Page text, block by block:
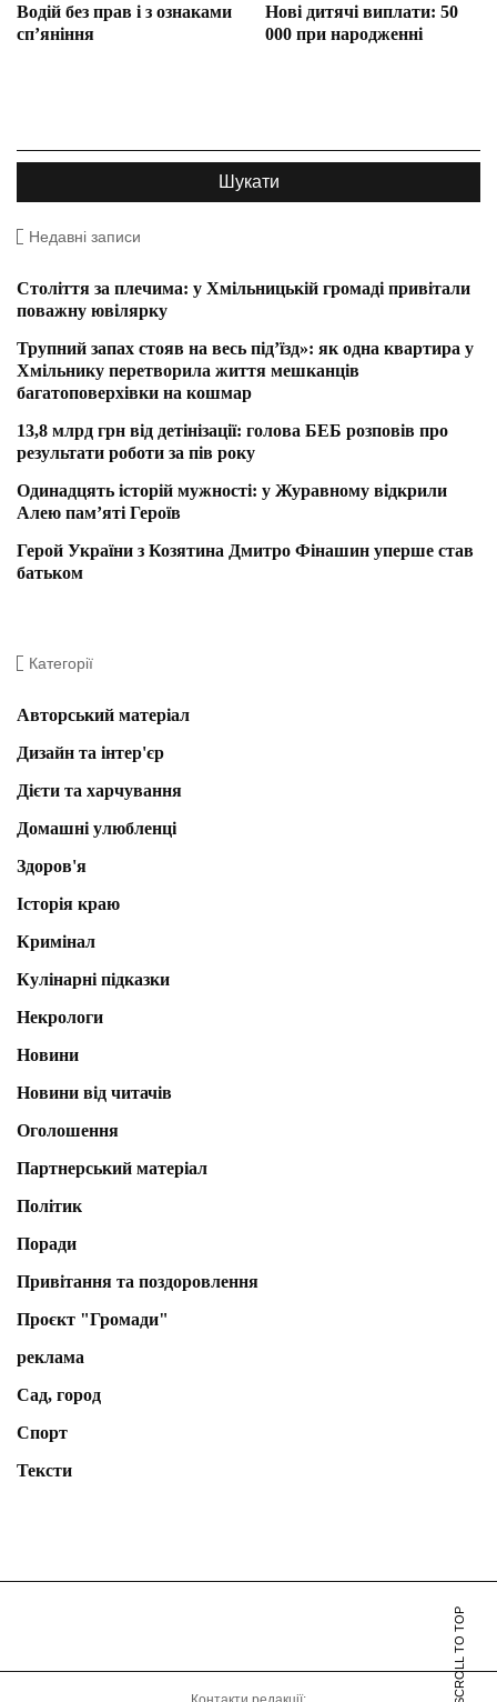
Водій без прав і з ознаками
сп’яніння
Нові дитячі виплати: 50
000 при народженні
Недавні записи
Століття за плечима: у Хмільницькій громаді привітали
поважну ювілярку
Трупний запах стояв на весь під’їзд»: як одна квартира у
Хмільнику перетворила життя мешканців
багатоповерхівки на кошмар
13,8 млрд грн від детінізації: голова БЕБ розповів про
результати роботи за пів року
Одинадцять історій мужності: у Журавному відкрили
Алею пам’яті Героїв
Герой України з Козятина Дмитро Фінашин уперше став
батьком
Категорії
Авторський матеріал
Дизайн та інтер'єр
Дієти та харчування
Домашні улюбленці
Здоров'я
Історія краю
Кримінал
Кулінарні підказки
Некрологи
Новини
Новини від читачів
Оголошення
Партнерський матеріал
Політик
Поради
Привітання та поздоровлення
Проєкт "Громади"
реклама
Сад, город
Спорт
Тексти
SCROLL TO TOP